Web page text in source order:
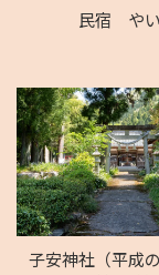
民宿 や
子安神社（平成